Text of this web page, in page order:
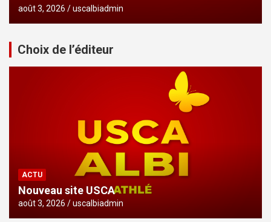
août 3, 2026 uscalbiadmin
Choix de l’éditeur
ACTU
Nouveau site USCA
août 3, 2026 uscalbiadmin